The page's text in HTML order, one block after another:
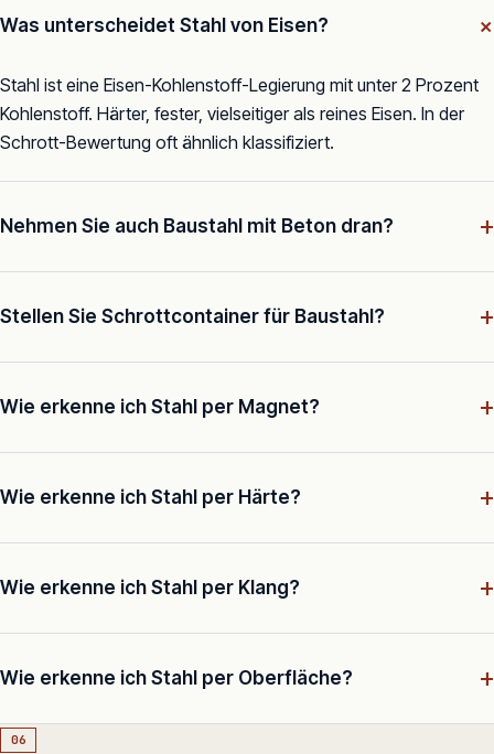
Was unterscheidet Stahl von Eisen?
Stahl ist eine Eisen-Kohlenstoff-Legierung mit unter 2 Prozent
Kohlenstoff. Härter, fester, vielseitiger als reines Eisen. In der
Schrott-Bewertung oft ähnlich klassifiziert.
Nehmen Sie auch Baustahl mit Beton dran? +
Stellen Sie Schrottcontainer für Baustahl? +
Wie erkenne ich Stahl per Magnet? +
Wie erkenne ich Stahl per Härte? +
Wie erkenne ich Stahl per Klang? +
Wie erkenne ich Stahl per Oberfläche? +
06